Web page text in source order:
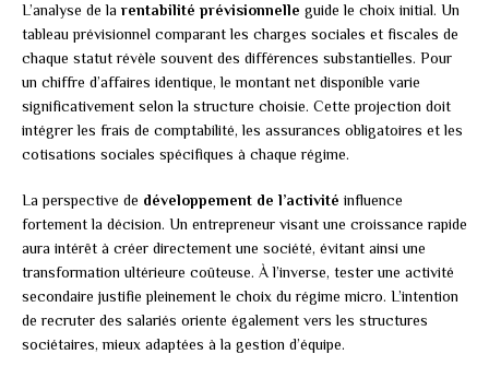
L’analyse de la rentabilité prévisionnelle guide le choix initial. Un
tableau prévisionnel comparant les charges sociales et fiscales de
chaque statut révèle souvent des différences substantielles. Pour
un chiffre d’affaires identique, le montant net disponible varie
significativement selon la structure choisie. Cette projection doit
intégrer les frais de comptabilité, les assurances obligatoires et les
cotisations sociales spécifiques à chaque régime.
La perspective de développement de l’activité influence
fortement la décision. Un entrepreneur visant une croissance rapide
aura intérêt à créer directement une société, évitant ainsi une
transformation ultérieure coûteuse. À l’inverse, tester une activité
secondaire justifie pleinement le choix du régime micro. L’intention
de recruter des salariés oriente également vers les structures
sociétaires, mieux adaptées à la gestion d’équipe.